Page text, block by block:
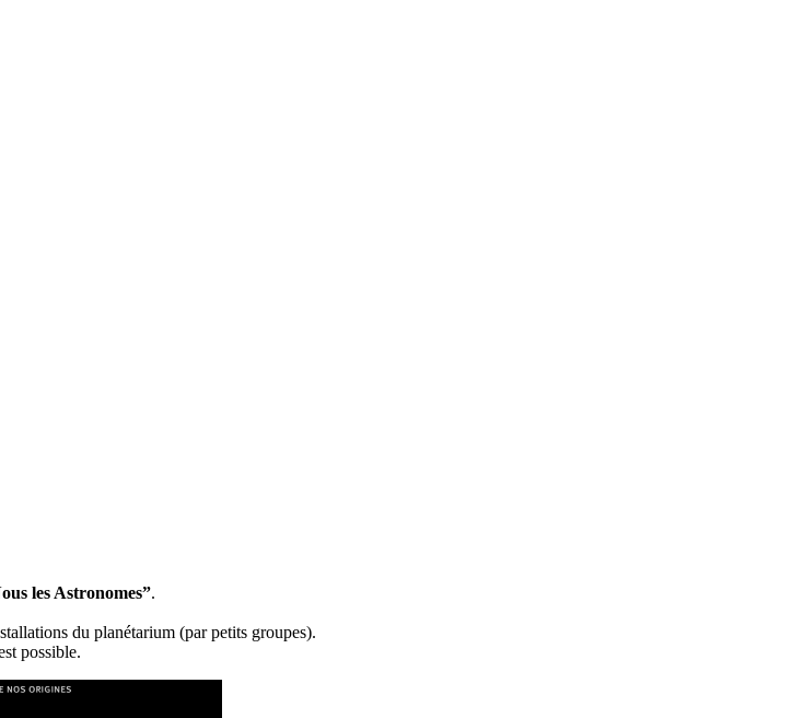
les Astronomes”.
du planétarium (par petits groupes).
possible.